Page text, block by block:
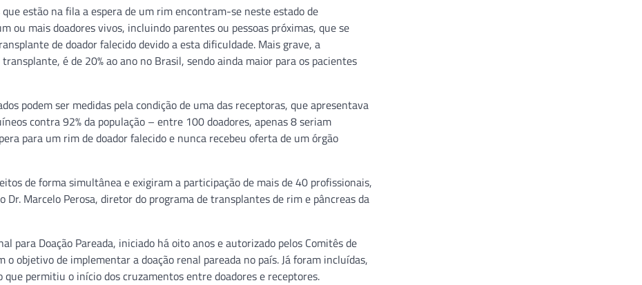
estão na fila a espera de um rim encontram-se neste estado de
ou mais doadores vivos, incluindo parentes ou pessoas próximas, que se
de doador falecido devido a esta dificuldade. Mais grave, a
é de 20% ao ano no Brasil, sendo ainda maior para os pacientes
podem ser medidas pela condição de uma das receptoras, que apresentava
contra 92% da população – entre 100 doadores, apenas 8 seriam
para um rim de doador falecido e nunca recebeu oferta de um órgão
de forma simultânea e exigiram a participação de mais de 40 profissionais,
Marcelo Perosa, diretor do programa de transplantes de rim e pâncreas da
para Doação Pareada, iniciado há oito anos e autorizado pelos Comitês de
objetivo de implementar a doação renal pareada no país. Já foram incluídas,
permitiu o início dos cruzamentos entre doadores e receptores.